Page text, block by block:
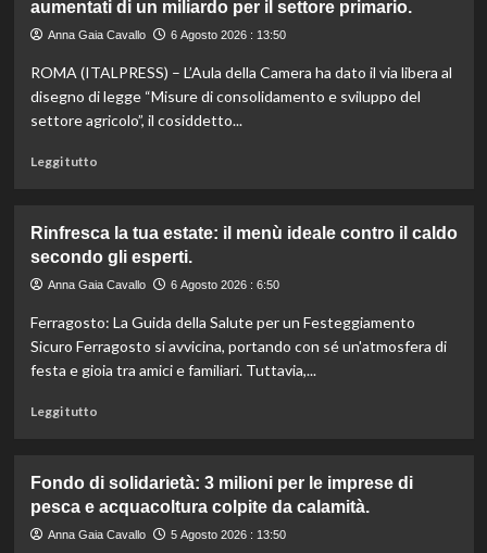
ritirata:
rischio
scopri
quali
marche
aumentati di un miliardo per il settore primario.
Anna Gaia Cavallo 6 Agosto 2026 : 13:50
ROMA (ITALPRESS) – L’Aula della Camera ha dato il via libera al
disegno di legge “Misure di consolidamento e sviluppo del
settore agricolo”, il cosiddetto...
Leggi tuttoLeggi
Camera
approva
ddl
finanziamenti
aumentati
di
primario.
Rinfresca la tua estate: il menù ideale contro il caldo
secondo gli esperti.
Anna Gaia Cavallo 6 Agosto 2026 : 6:50
Ferragosto: La Guida della Salute per un Festeggiamento
Sicuro Ferragosto si avvicina, portando con sé un'atmosfera di
festa e gioia tra amici e familiari. Tuttavia,...
Leggi tuttoLeggi
Rinfresca
la
tua
Fondo di solidarietà: 3 milioni per le imprese di
pesca e acquacoltura colpite da calamità.
Anna Gaia Cavallo 5 Agosto 2026 : 13:50